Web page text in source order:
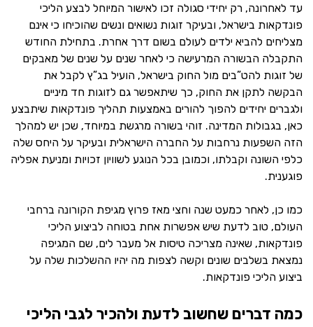
עד לאחרונה, רק יחידי סגולה זכו לאישור המיוחל לבצע הליכי
פונדקאות בישראל, ובעיקר זוגות נשואים ונשים שהוכיחו כי אינם
מצליחים להביא ילדים לעולם בשום דרך אחרת. בתחילת החודש
התקבלה הבשורה המרעישה כי לאחר שנים על שנים של מאבקים
של זוגות להט”בים מול החוק בישראל, הועיל בג”ץ לקבל את
הבקשה לתקן את החוק, כך שיתאפשר גם לזוגות חד מיניים
ולגברים יחידים להפוך להורים באמצעות תהליך פונדקאות שיתבצע
כאן, בגבולות המדינה. זוהי בשורה מרגשת במיוחד, שכן יש למהלך
הזה השפעות נרחבות על החברה הישראלית ובעיקר על היחס שלה
כלפי השונה וקבלתו, וכמובן בכל הנוגע לשוויון זכויות ומניעת אפליה
פוגענית.
כמו כן, לאחר כמעט שנה וחצי מאז פרוץ מגיפת הקורונה ברחבי
העולם, טוב לדעת שיש אפשרות אחת בטוחה לביצוע הליכי
פונדקאות, שאינה מצריכה טיסות אל מעבר לים, שם המגיפה
נמצאת בשלבים שונים וקשה לצפות מה יהיו ההשלכות שלה על
ביצוע הליכי פונדקאות.
כמה דברים שחשוב לדעת ולהכיר לגבי הליכי